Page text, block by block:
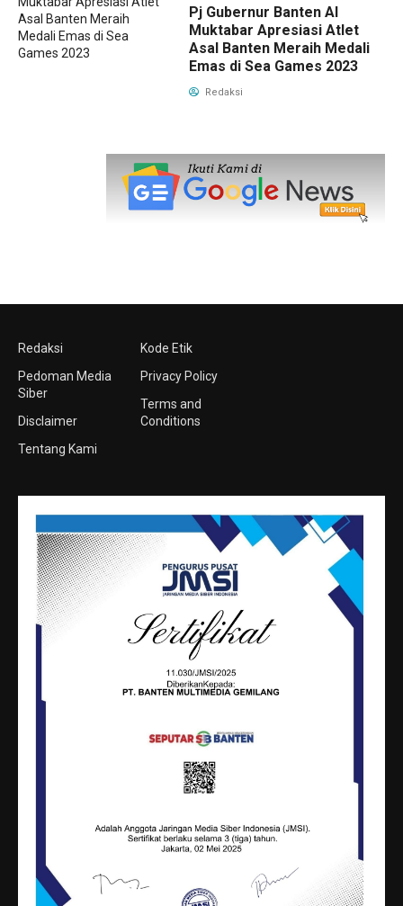
Pj Gubernur Banten Al
Muktabar Apresiasi Atlet
Asal Banten Meraih Medali
Emas di Sea Games 2023
Redaksi
Redaksi
Pedoman Media
Siber
Disclaimer
Tentang Kami
Kode Etik
Privacy Policy
Terms and
Conditions